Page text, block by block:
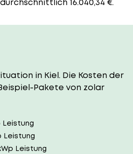
in Kiel. Die Kosten der
Pakete von zolar
Leistung
Leistung
Leistung